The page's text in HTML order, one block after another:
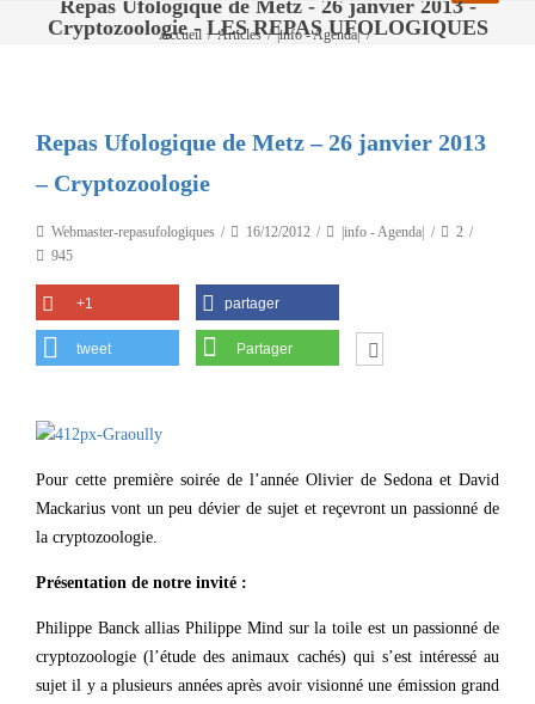
Repas Ufologique de Metz - 26 janvier 2013 -
Cryptozoologie - LES REPAS UFOLOGIQUES
Accueil / Articles / |info - Agenda| /
Repas Ufologique de Metz – 26 janvier 2013
– Cryptozoologie
Webmaster-repasufologiques 16/12/2012 |info - Agenda|
2
945
+1 partager
tweet Partager
Pour cette première soirée de l’année Olivier de Sedona et David
Mackarius vont un peu dévier de sujet et reçevront un passionné de
la cryptozoologie.
Présentation de notre invité :
Philippe Banck allias Philippe Mind sur la toile est un passionné de
cryptozoologie (l’étude des animaux cachés) qui s’est intéressé au
sujet il y a plusieurs années après avoir visionné une émission grand